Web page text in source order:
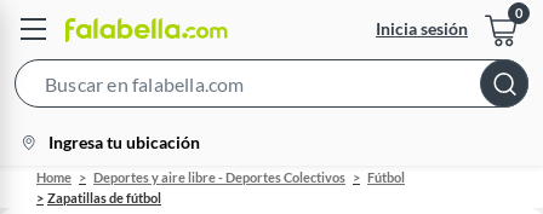
Inicia sesión
Bar
location-
icon
Ingresa tu ubicación
Home Deportes y aire libre - Deportes Colectivos
Fútbol
Zapatillas de fútbol